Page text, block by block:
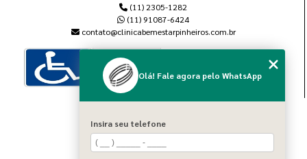
(11) 2305-1282
(11) 91087-6424
contato@clinicabemestarpinheiros.com.br
Home
Sobre nós
Olá! Fale agora pelo WhatsApp
Insira seu telefone